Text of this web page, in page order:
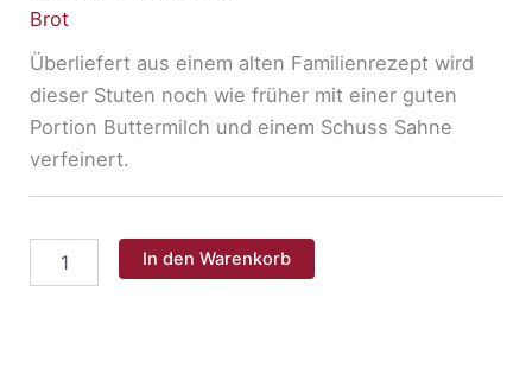
Brot
Überliefert aus einem alten Familienrezept wird
dieser Stuten noch wie früher mit einer guten
Portion Buttermilch und einem Schuss Sahne
verfeinert.
500g
In den Warenkorb